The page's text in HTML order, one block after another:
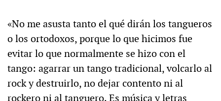
«No me asusta tanto el qué dirán los tangueros
o los ortodoxos, porque lo que hicimos fue
evitar lo que normalmente se hizo con el
tango: agarrar un tango tradicional, volcarlo al
rock y destruirlo, no dejar contento ni al
rockero ni al tanguero. Es música y letras